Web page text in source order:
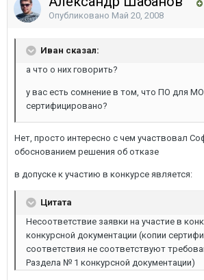
Опубликовано Май 20, 2008
Иван сказал:
а что о них говорить?
у вас есть сомнение в том, что ПО для
сертифицировано?
Нет, просто интересно с чем участвовал
обоснованием решения об отказе
в допуске к участию в конкурсе является:
Цитата
Несоответствие заявки на участие в
конкурсной документации (копии
соответствия не соответствуют
Раздела № 1 конкурсной документации)